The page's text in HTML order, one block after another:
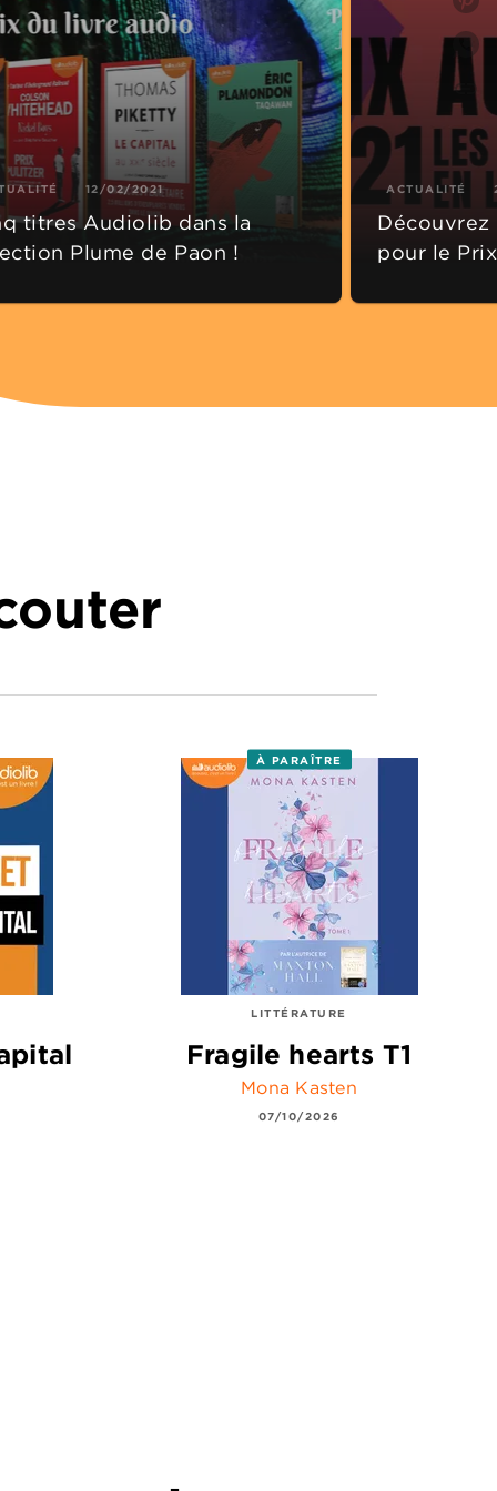
12/02/2021
titres Audiolib dans la
Plume de Paon !
ACTUALITÉ
pour le
À PARAÎTRE
LITTÉRATURE
Fragile hearts T1
Mona Kasten
07/10/2026
link